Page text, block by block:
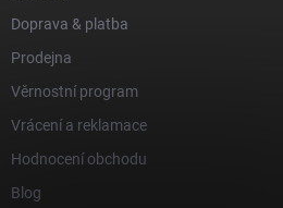
Doprava & platba
Prodejna
Věrnostní program
Vrácení a reklamace
Hodnocení obchodu
Blog